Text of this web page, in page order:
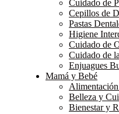
Cuidado de
Cepillos de
Pastas
Higiene
Cuidado de
Cuidado de
Enjuagues
Mamá y Bebé
Belleza y
Bienestar y